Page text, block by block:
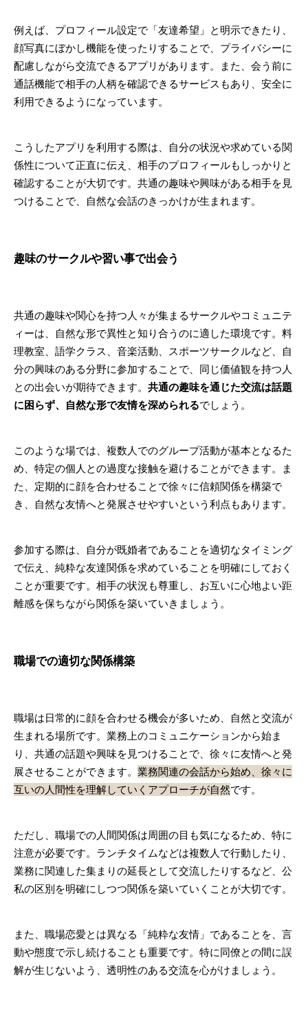
例えば、プロフィール設定で「友達希望」と明示できたり、
顔写真にぼかし機能を使ったりすることで、プライバシーに
配慮しながら交流できるアプリがあります。また、会う前に
通話機能で相手の人柄を確認できるサービスもあり、安全に
利用できるようになっています。
こうしたアプリを利用する際は、自分の状況や求めている関
係性について正直に伝え、相手のプロフィールもしっかりと
確認することが大切です。共通の趣味や興味がある相手を見
つけることで、自然な会話のきっかけが生まれます。
趣味のサークルや習い事で出会う
共通の趣味や関心を持つ人々が集まるサークルやコミュニテ
ィーは、自然な形で異性と知り合うのに適した環境です。料
理教室、語学クラス、音楽活動、スポーツサークルなど、自
分の興味のある分野に参加することで、同じ価値観を持つ人
との出会いが期待できます。 共通の趣味を通じた交流は話題
に困らず、自然な形で友情を深められるでしょう。
このような場では、複数人でのグループ活動が基本となるた
め、特定の個人との過度な接触を避けることができます。ま
た、定期的に顔を合わせることで徐々に信頼関係を構築で
き、自然な友情へと発展させやすいという利点もあります。
参加する際は、自分が既婚者であることを適切なタイミング
で伝え、純粋な友達関係を求めていることを明確にしておく
ことが重要です。相手の状況も尊重し、お互いに心地よい距
離感を保ちながら関係を築いていきましょう。
職場での適切な関係構築
職場は日常的に顔を合わせる機会が多いため、自然と交流が
生まれる場所です。業務上のコミュニケーションから始ま
り、共通の話題や興味を見つけることで、徐々に友情へと発
展させることができます。 業務関連の会話から始め、徐々に
互いの人間性を理解していくアプローチが自然です。
ただし、職場での人間関係は周囲の目も気になるため、特に
注意が必要です。ランチタイムなどは複数人で行動したり、
業務に関連した集まりの延長として交流したりするなど、公
私の区別を明確にしつつ関係を築いていくことが大切です。
また、職場恋愛とは異なる「純粋な友情」であることを、言
動や態度で示し続けることも重要です。特に同僚との間に誤
解が生じないよう、透明性のある交流を心がけましょう。